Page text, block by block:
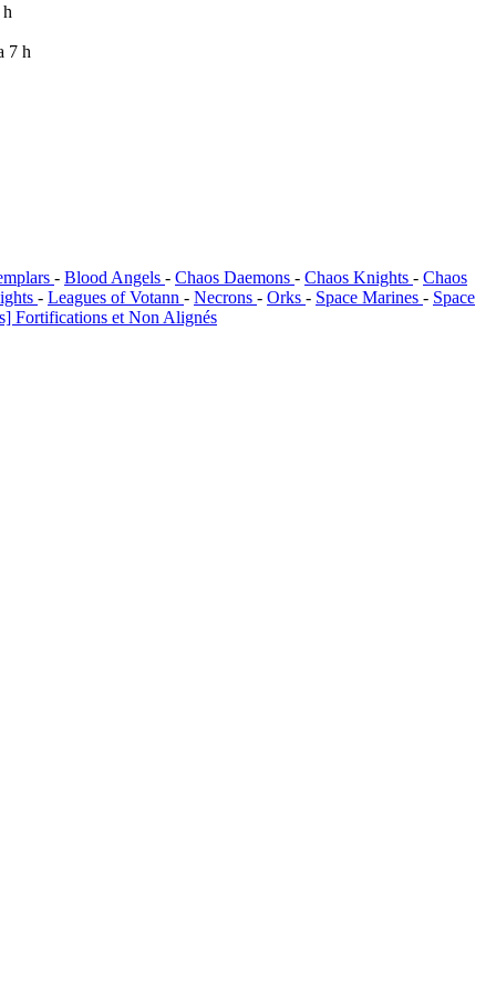
7 h
- Blood Angels - Chaos Daemons - Chaos Knights - Chaos
- Leagues of Votann - Necrons - Orks - Space Marines - Space
Fortifications et Non Alignés